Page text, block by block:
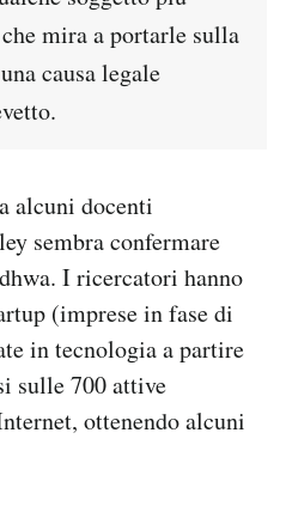
mira a portarle sulla
causa legale
alcuni docenti
sembra confermare
I ricercatori hanno
(imprese in fase di
in tecnologia a partire
sulle 700 attive
ottenendo alcuni